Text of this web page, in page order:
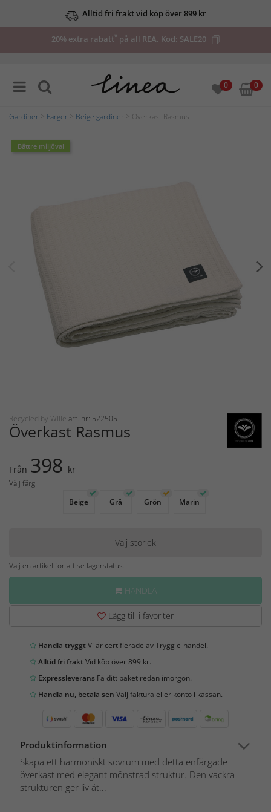
Alltid fri frakt vid köp över 899 kr
20% extra rabatt*på all REA. Kod: SALE20
0 0
Gardiner Färger Beige gardiner > Överkast Rasmus
Bättre miljöval
Recycled by Wille art. nr: 522505
Överkast Rasmus
Från 398 kr
Välj färg
Beige
Grå Grön Marin
Välj storlek
Välj en artikel för att se lagerstatus.
HANDLA
Lägg till i favoriter
Handla tryggtVi är certifierade av Trygg e-handel.
Alltid fri fraktVid köp över 899 kr.
Expressleverans Få ditt paket redan imorgon.
Handla nu, betala sen Välj faktura eller konto i kassan.
Produktinformation
Skapa ett harmoniskt sovrum med detta enfärgade
överkast med elegant mönstrad struktur. Den vackra
strukturen ger liv åt...